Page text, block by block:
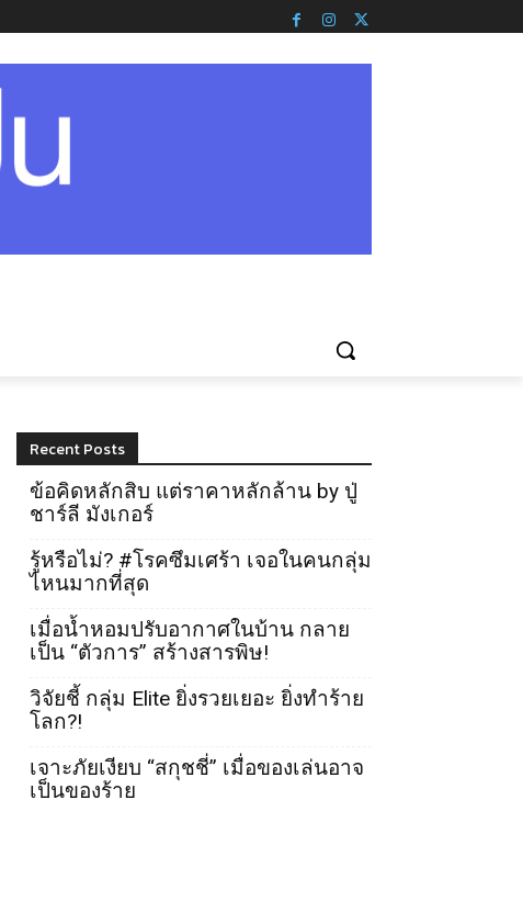
Recent Posts
ข้อคิดหลักสิบ แต่ราคาหลักล้าน by ปู่
ชาร์ลี มังเกอร์
รู้หรือไม่? #โรคซึมเศร้า เจอในคนกลุ่ม
ไหนมากที่สุด
เมื่อน้ำหอมปรับอากาศในบ้าน กลาย
เป็น “ตัวการ” สร้างสารพิษ!
วิจัยชี้ กลุ่ม Elite ยิ่งรวยเยอะ ยิ่งทำร้าย
โลก?!
เจาะภัยเงียบ “สกุชชี่” เมื่อของเล่นอาจ
เป็นของร้าย